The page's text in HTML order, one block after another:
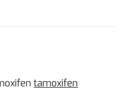
tamoxifen